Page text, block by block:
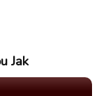
Jak